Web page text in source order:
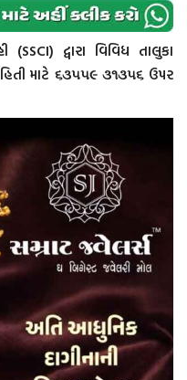
(SSCI) દ્વારા વિવિધ તાલુકા
માટે ૬૩૫૫૯ ૩૧૩૫૬ ઉપર